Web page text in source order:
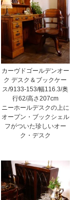
カーヴドゴールデンオー
ク デスク＆ブックケー
ス/9133-153/幅116.3/奥
行62/高さ207cm
ニーホールデスクの上に
オープン・ブックシェル
フがついた珍しいオー
ク・デスク